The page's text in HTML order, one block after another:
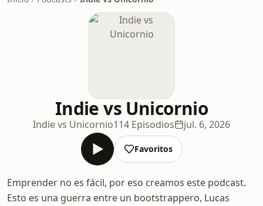
Indie vs Unicornio
Indie vs Unicornio114 Episodios jul. 6, 2026
Favoritos
Emprender no es fácil, por eso creamos este podcast.
Esto es una guerra entre un bootstrappero, Lucas